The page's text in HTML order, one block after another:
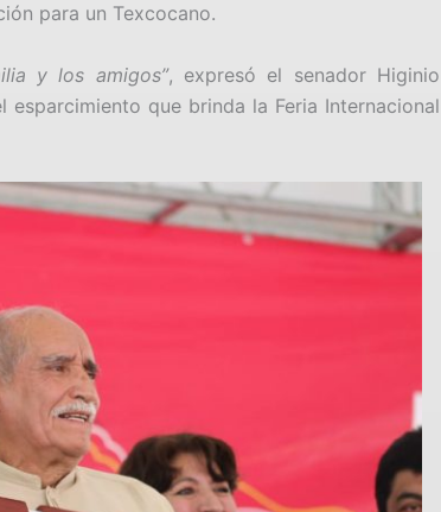
para un Texcocano.
y los amigos”, expresó el senador Higinio
que brinda la Feria Internacional